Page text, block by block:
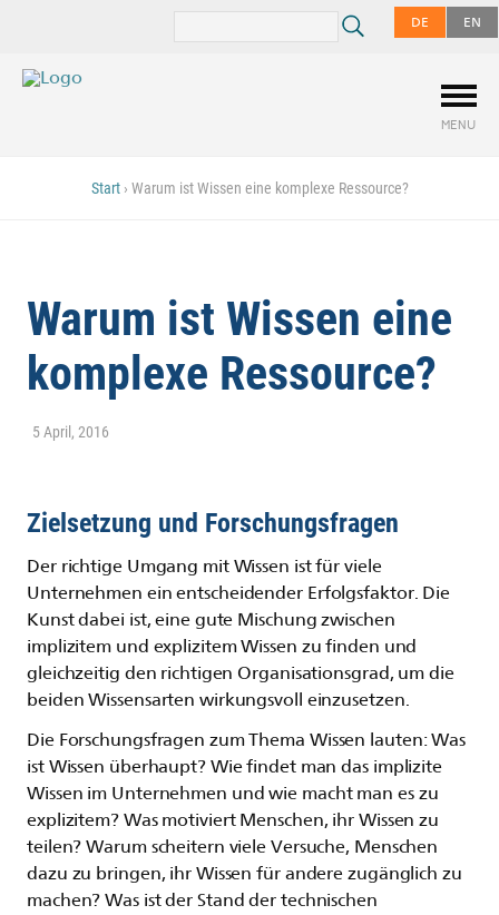
MENU
DE EN
Start› Warum ist Wissen eine komplexe Ressource?
Warum ist Wissen eine
komplexe Ressource?
5 April, 2016
Zielsetzung und Forschungsfragen
Der richtige Umgang mit Wissen ist für viele
Unternehmen ein entscheidender Erfolgsfaktor. Die
Kunst dabei ist, eine gute Mischung zwischen
implizitem und explizitem Wissen zu finden und
gleichzeitig den richtigen Organisationsgrad, um die
beiden Wissensarten wirkungsvoll einzusetzen.
Die Forschungsfragen zum Thema Wissen lauten: Was
ist Wissen überhaupt? Wie findet man das implizite
Wissen im Unternehmen und wie macht man es zu
explizitem? Was motiviert Menschen, ihr Wissen zu
teilen? Warum scheitern viele Versuche, Menschen
dazu zu bringen, ihr Wissen für andere zugänglich zu
machen? Was ist der Stand der technischen